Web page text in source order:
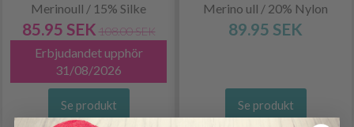
Merinoull / 15% Silke
85.95 SEK 108.00 SEK
Erbjudandet upphör
31/08/2026
Se produkt
Merino ull / 20% Nylon
89.95 SEK
Se produkt